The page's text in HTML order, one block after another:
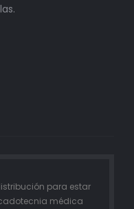
para estar
médica